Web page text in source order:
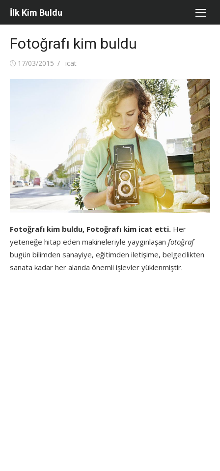
Skip
İlk Kim Buldu
Fotoğrafı kim buldu
Posted
17/03/2015 Author
icat
Fotoğrafı kim buldu, Fotoğrafı kim icat etti. Her
yeteneğe hitap eden makineleriyle yaygınlaşan fotoğraf
bugün bilimden sanayiye, eğitimden iletişime, belgecilikten
sanata kadar her alanda önemli işlevler yüklenmiştir.